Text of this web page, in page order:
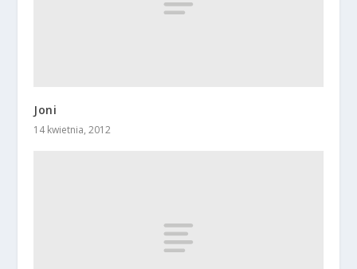
Joni
14 kwietnia, 2012